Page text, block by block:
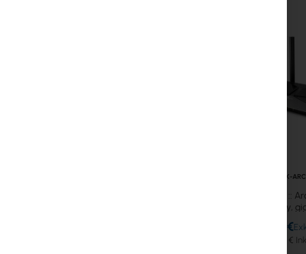
TPLINK-
TP-Link ::
Dwupasmowy,
50,81 €
41,31 €